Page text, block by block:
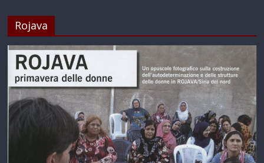
Rojava